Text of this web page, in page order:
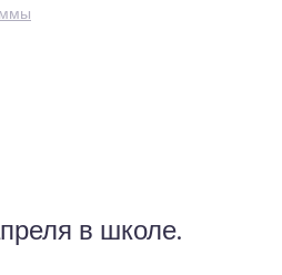
в школе.